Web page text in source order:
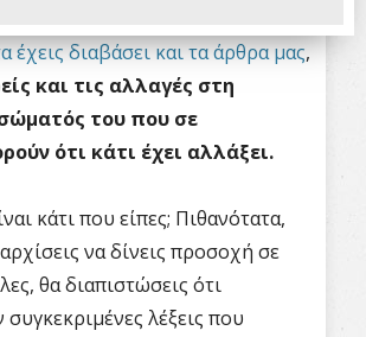
έχεις διαβάσει και τα άρθρα μας,
και τις αλλαγές στη
του που σε
ότι κάτι έχει αλλάξει.
κάτι που είπες; Πιθανότατα,
να δίνεις προσοχή σε
θα διαπιστώσεις ότι
λέξεις που